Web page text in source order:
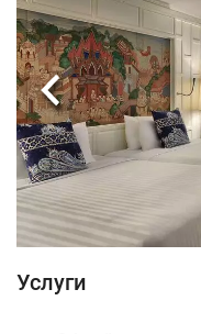
Предыдущий
Услуги